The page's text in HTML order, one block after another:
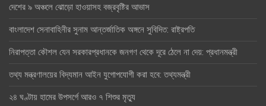
দেশের ৯ অঞ্চলে ঝোড়ো হাওয়াসহ বজ্রবৃষ্টির আভাস
বাংলাদেশ সেনাবাহিনীর সুনাম আন্তর্জাতিক অঙ্গনে সুবিদিত: রাষ্ট্রপতি
নিরাপত্তা কৌশল যেন সরকারপ্রধানকে জনগণ থেকে দূরে ঠেলে না দেয়: প্রধানমন্ত্রী
তথ্য মন্ত্রণালয়ের বিদ্যমান আইন যুগোপযোগী করা হবে: তথ্যমন্ত্রী
২৪ ঘণ্টায় হামের উপসর্গে আরও ৭ শিশুর মৃত্যু